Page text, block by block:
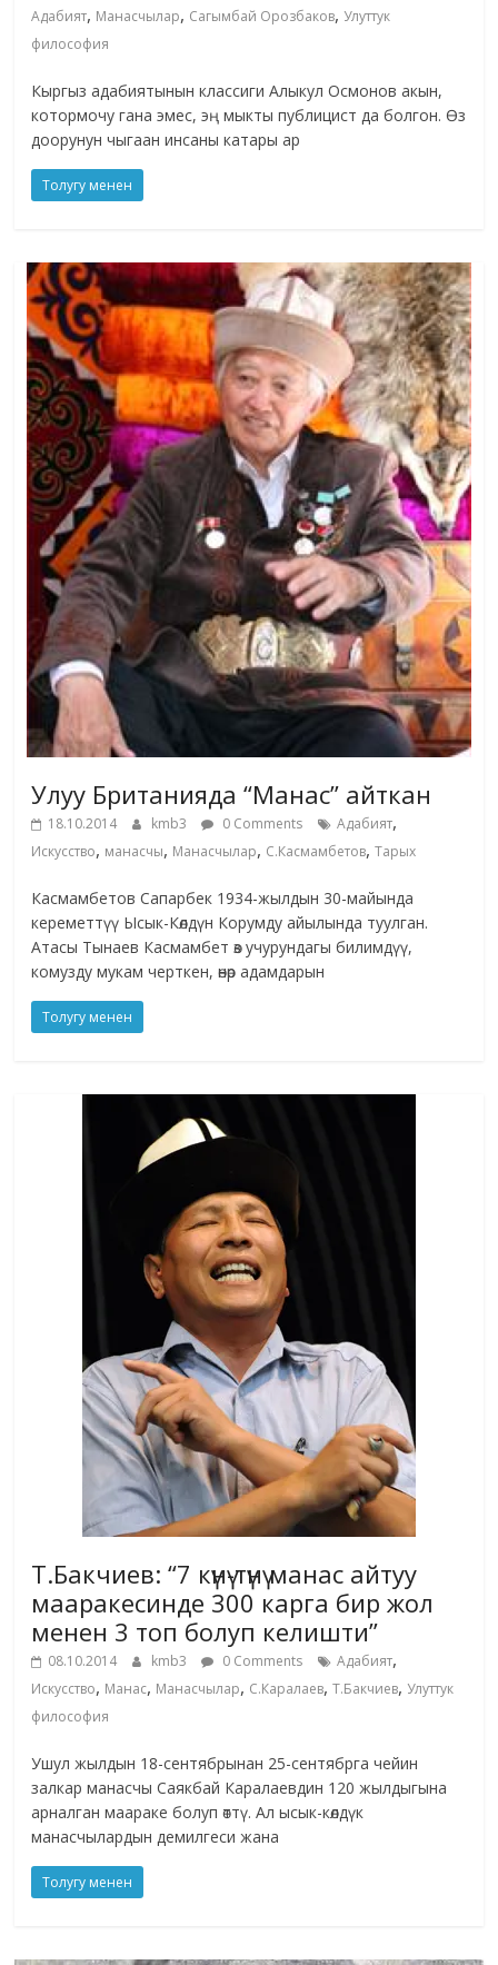
Адабият, Манасчылар, Сагымбай Орозбаков, Улуттук
философия
Кыргыз адабиятынын классиги Алыкул Осмонов акын,
котормочу гана эмес, эң мыкты публицист да болгон. Өз
доорунун чыгаан инсаны катары ар
Толугу менен
Улуу Британияда “Манас” айткан
18.10.2014 kmb3 0 Comments Адабият,
Искусство, манасчы, Манасчылар, С.Касмамбетов,Тарых
Касмамбетов Сапарбек 1934-жылдын 30-майында
кереметтүү Ысык-Көлдүн Корумду айылында туулган.
Атасы Тынаев Касмамбет өз учурундагы билимдүү,
комузду мукам черткен, өнөр адамдарын
Толугу менен
Т.Бакчиев: “7 күнү-түнү манас айтуу
мааракесинде 300 карга бир жол
менен 3 топ болуп келишти”
08.10.2014 kmb3 0 Comments Адабият,
Искусство, Манас, Манасчылар, С.Каралаев,Т.Бакчиев, Улуттук
философия
Ушул жылдын 18-сентябрынан 25-сентябрга чейин
залкар манасчы Саякбай Каралаевдин 120 жылдыгына
арналган маараке болуп өттү. Ал ысык-көлдүк
манасчылардын демилгеси жана
Толугу менен